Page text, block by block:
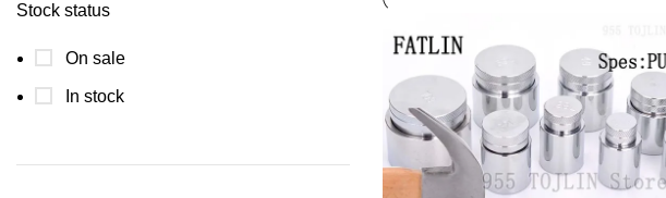
Stock status
On sale
In stock